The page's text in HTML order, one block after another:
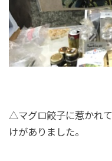
△マグロ餃子に惹かれ
けがありました。